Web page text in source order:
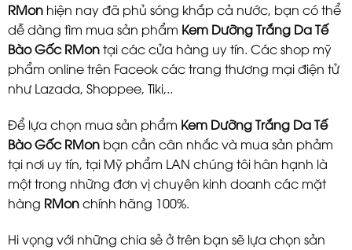
RMon hiện nay đã phủ sóng khắp cả nước, bạn có thể
dễ dàng tìm mua sản phẩm Kem Dưỡng Trắng Da Tế
Bào Gốc RMontại các cửa hàng uy tín. Các shop mỹ
phẩm online trên Faceok các trang thương mại điện tử
như Lazada, Shoppee, Tiki,..
Để lựa chọn mua sản phẩm Kem Dưỡng Trắng Da Tế
Bào Gốc RMon bạn cần cân nhắc và mua sản phảm
tại nơi uy tín, tại Mỹ phẩm LAN chúng tôi hân hạnh là
một trong những đơn vị chuyên kinh doanh các mặt
hàng RMonchính hãng 100%.
Hi vọng với những chia sẻ ở trên bạn sẽ lựa chọn sản